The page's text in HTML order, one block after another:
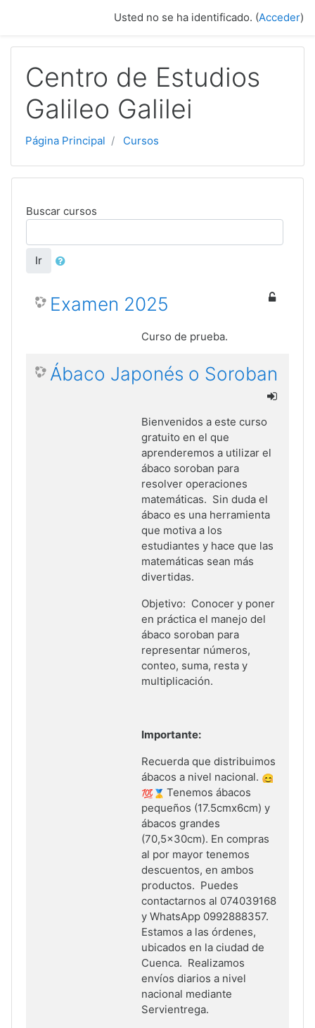
Usted no se ha identificado. (Acceder)
Centro de Estudios
Galileo Galilei
Página Principal Cursos
Buscar cursos
Ir
Examen 2025
Curso de prueba.
Ábaco Japonés o Soroban
Bienvenidos a este curso
gratuito en el que
aprenderemos a utilizar el
ábaco soroban para
resolver operaciones
matemáticas. Sin duda el
ábaco es una herramienta
que motiva a los
estudiantes y hace que las
matemáticas sean más
divertidas.
Objetivo: Conocer y poner
en práctica el manejo del
ábaco soroban para
representar números,
conteo, suma, resta y
multiplicación.
Importante:
Recuerda que distribuimos
ábacos a nivel nacional.
Tenemos ábacos
pequeños (17.5cmx6cm) y
ábacos grandes
(70,5x30cm). En compras
al por mayor tenemos
descuentos, en ambos
productos. Puedes
contactarnos al 074039168
y WhatsApp 0992888357.
Estamos a las órdenes,
ubicados en la ciudad de
Cuenca. Realizamos
envíos diarios a nivel
nacional mediante
Servientrega.